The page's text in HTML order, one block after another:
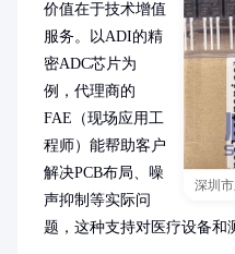
深圳
价值在于技术增值
服务。以ADI的精
密ADC芯片为
例，代理商的
FAE（现场应用工
程师）能帮助客户
解决PCB布局、噪
声抑制等实际问
题，这种支持对医疗设备和